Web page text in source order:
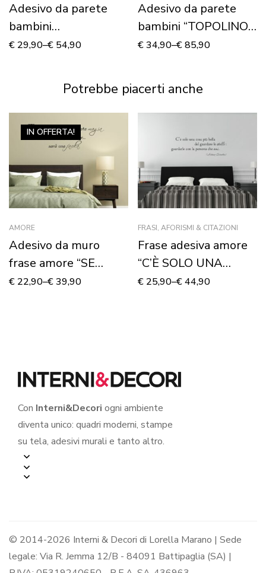
Adesivo da parete
bambini
“CONIGLIETTI
€ 29,90–€ 54,90
Adesivo da parete
bambini “TOPOLINO I
SUOI AMICI” –
€34,90–€85,90
Potrebbe piacerti anche
IN OFFERTA!
AMORE
Adesivo da muro
frase amore “SE
INCONTRARSI È
€ 22,90–€39,90
FRASI, AFORISMI & CITAZIONI
Frase adesiva amore
“C’È SOLO UNA
COSA PIÙ BELLA”
€ 25,90–€44,90
Con Interni&Decori ogni ambiente
diventa unico: quadri moderni, stampe
su tela, adesivi murali e tanto altro.
© 2014-2026 Interni & Decori di Lorella Marano | Sede
legale: Via R. Jemma 12/B - 84091 Battipaglia (SA) |